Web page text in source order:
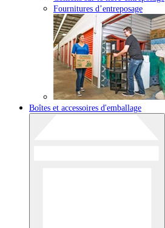
Fournitures d’entreposage
Boîtes et accessoires d'emballage